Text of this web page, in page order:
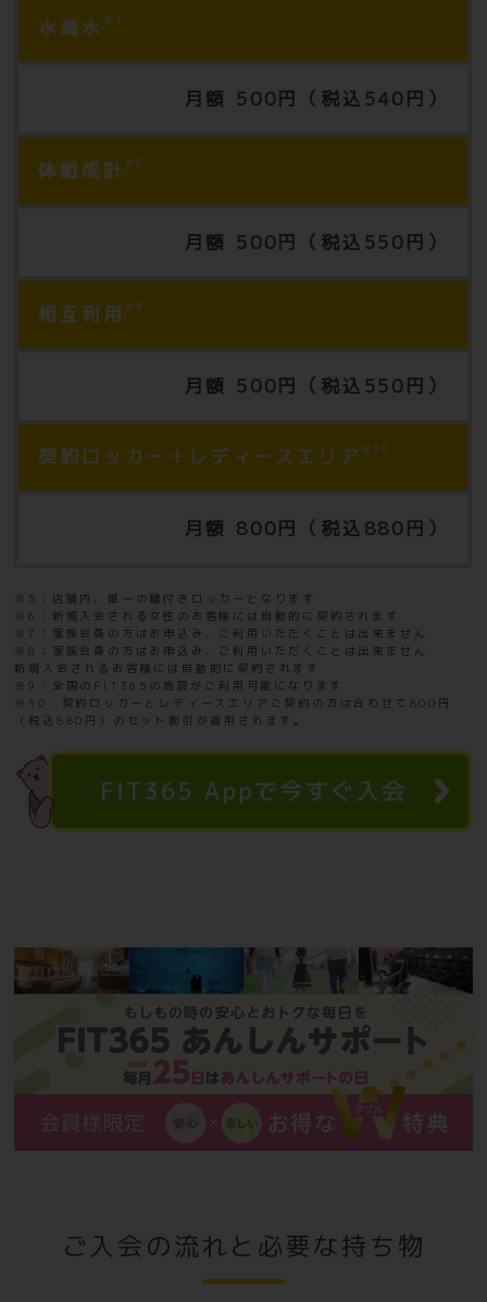
水素水 ※7
月額 500円（税込540円）
体組成計 ※8
月額 500円（税込550円）
相互利用 ※9
月額 500円（税込550円）
契約ロッカー＋レディースエリア ※10
月額 800円（税込880円）
※5：店舗内、唯一の鍵付きロッカーとなります
※6：新規入会される女性のお客様には自動的に契約されます
※7：家族会員の方はお申込み、ご利用いただくことは出来ません
※8：家族会員の方はお申込み、ご利用いただくことは出来ません
新規入会されるお客様には自動的に契約されます
※9：全国のFIT365の施設がご利用可能になります
※10：契約ロッカーとレディースエリアご契約の方は合わせて800円
（税込880円）のセット割引が適用されます。
ご入会の流れと必要な持ち物